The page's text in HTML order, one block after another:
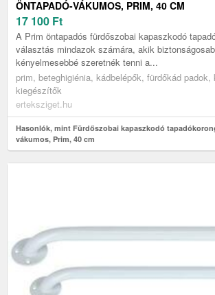
ÖNTAPADÓ-VÁKUMOS, PRIM, 40 CM
17 100 Ft
A Prim öntapadós fürdőszobai kapaszkodó
választás mindazok számára, akik
kényelmesebbé szeretnék tenni a...
prim, beteghigiénia, kádbelépők, fürdőkád padok,
kiegészítők
erteksziget.hu
Hasonlók, mint Fürdőszobai kapaszkodó
vákumos, Prim, 40 cm